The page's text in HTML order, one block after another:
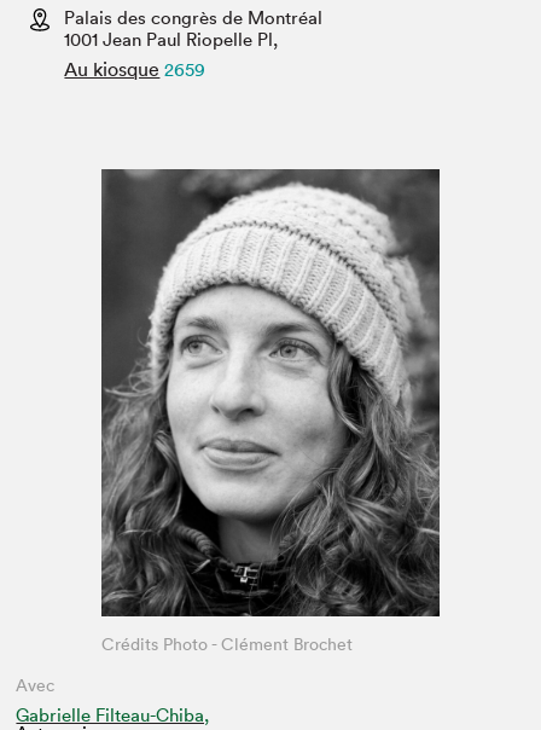
Espace médias
Palais des congrès de Montréal
1001 Jean Paul Riopelle Pl,
Au kiosque 2659
Avec
Gabrielle Filteau-Chiba,
Crédits Photo - Clément Brochet